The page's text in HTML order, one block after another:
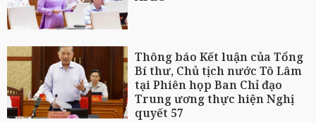
Thông báo Kết luận của Tổng
Bí thư, Chủ tịch nước Tô Lâm
tại Phiên họp Ban Chỉ đạo
Trung ương thực hiện Nghị
quyết 57